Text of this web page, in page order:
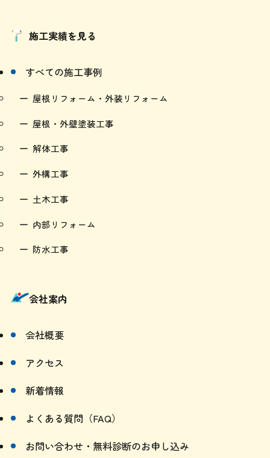
すべての施工事例
屋根リフォーム・外装リフォーム
屋根・外壁塗装工事
解体工事
外構工事
土木工事
内部リフォーム
会社概要
アクセス
新着情報
よくある質問（FAQ）